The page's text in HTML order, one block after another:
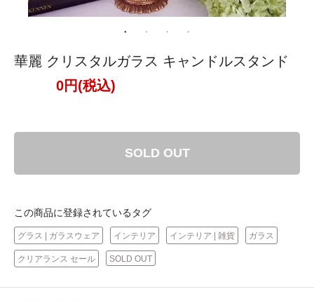
華麗 クリスタルガラス キャンドルスタンド
0円(税込)
SOLD OUT
この商品に登録されているタグ
グラス | ガラスウェア インテリア インテリア | 雑貨 ガラス
クリアランス セール SOLD OUT